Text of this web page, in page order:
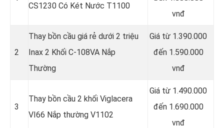
CS1230 Có Két Nước T1100
vnđ
2
Thay bồn cầu giá rẻ dưới 2 triệu
Inax 2 Khối C-108VA Nắp
Thường
Giá từ 1.390.000
đến 1.590.000
vnđ
3
Thay bồn cầu 2 khối Viglacera
VI66 Nắp thường V1102
Giá từ 1.490.000
đến 1.690.000
vnđ